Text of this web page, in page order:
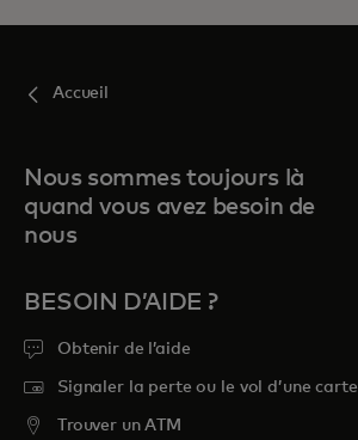
Accueil
Nous sommes toujours là
quand vous avez besoin de
nous
BESOIN D’AIDE ?
Obtenir de l’aide
Signaler la perte ou le vol d’une carte
Trouver un ATM